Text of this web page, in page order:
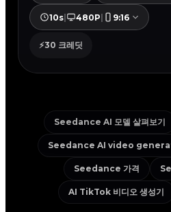
10s| 480P| 9:16
⚡30 크레딧
Seedance AI 모델 살펴보기
Seedance AI video
Seedance 가격
AI TikTok 비디오 생성기